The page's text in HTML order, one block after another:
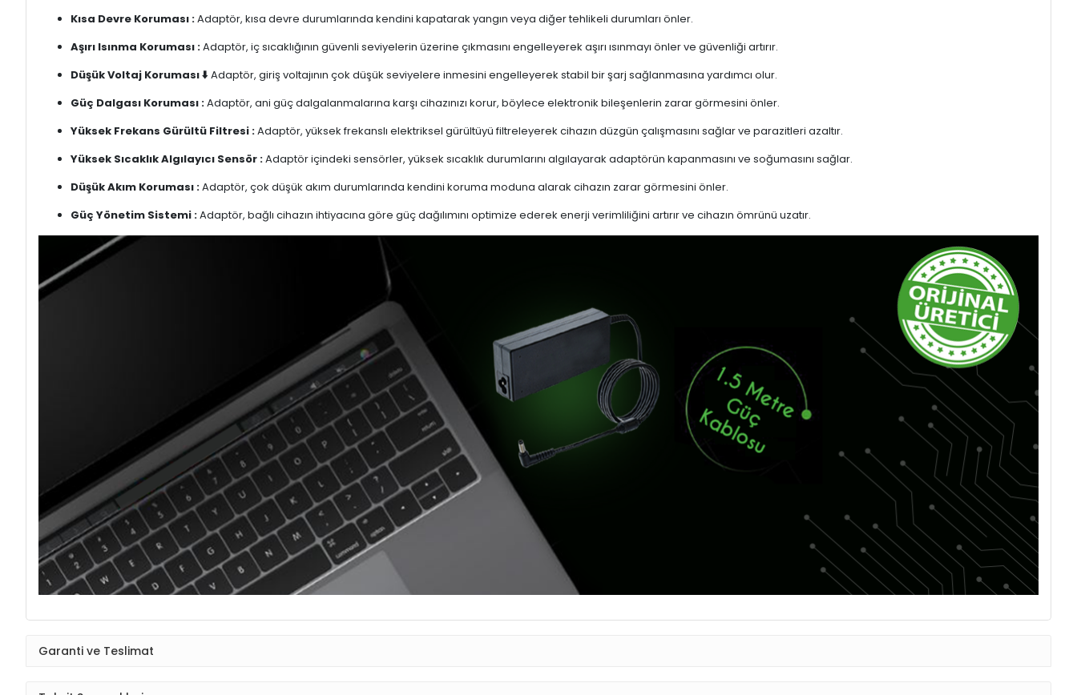
Kısa Devre Koruması :Adaptör, kısa devre durumlarında kendini kapatarak yangın veya diğer tehlikeli durumları önler.
Aşırı Isınma Koruması :Adaptör, iç sıcaklığının güvenli seviyelerin üzerine çıkmasını engelleyerek aşırı ısınmayı önler ve güvenliği artırır.
Düşük Voltaj Koruması ⬇️Adaptör, giriş voltajının çok düşük seviyelere inmesini engelleyerek stabil bir şarj sağlanmasına yardımcı olur.
Güç Dalgası Koruması :Adaptör, ani güç dalgalanmalarına karşı cihazınızı korur, böylece elektronik bileşenlerin zarar görmesini önler.
Yüksek Frekans Gürültü Filtresi :Adaptör, yüksek frekanslı elektriksel gürültüyü filtreleyerek cihazın düzgün çalışmasını sağlar ve parazitleri azaltır.
Yüksek Sıcaklık Algılayıcı Sensör :Adaptör içindeki sensörler, yüksek sıcaklık durumlarını algılayarak adaptörün kapanmasını ve soğumasını sağlar.
Düşük Akım Koruması :Adaptör, çok düşük akım durumlarında kendini koruma moduna alarak cihazın zarar görmesini önler.
Güç Yönetim Sistemi :Adaptör, bağlı cihazın ihtiyacına göre güç dağılımını optimize ederek enerji verimliliğini artırır ve cihazın ömrünü uzatır.
Garanti ve Teslimat